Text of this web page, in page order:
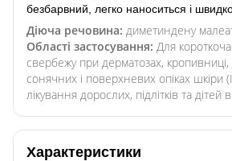
безбарвний, легко наноситься і
Діюча речовина: диметиндену
Області застосування: Для
свербежу при дерматозах, кропивниці,
сонячних і поверхневих опіках шкіри
лікування дорослих, підлітків та дітей
Характеристики